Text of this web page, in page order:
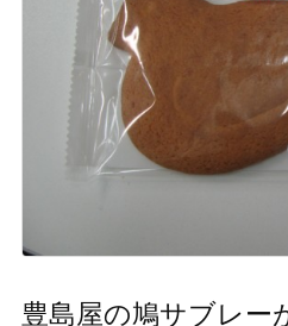
豊島屋の鳩サブレー